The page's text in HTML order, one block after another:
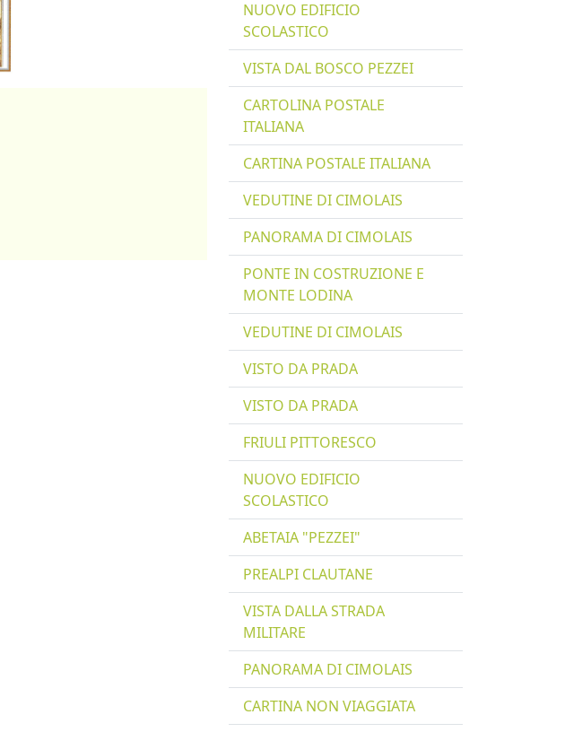
NUOVO EDIFICIO
SCOLASTICO
VISTA DAL BOSCO PEZZEI
CARTOLINA POSTALE
ITALIANA
CARTINA POSTALE ITALIANA
VEDUTINE DI CIMOLAIS
PANORAMA DI CIMOLAIS
PONTE IN COSTRUZIONE E
MONTE LODINA
VEDUTINE DI CIMOLAIS
VISTO DA PRADA
VISTO DA PRADA
FRIULI PITTORESCO
NUOVO EDIFICIO
SCOLASTICO
ABETAIA "PEZZEI"
PREALPI CLAUTANE
VISTA DALLA STRADA
MILITARE
PANORAMA DI CIMOLAIS
CARTINA NON VIAGGIATA